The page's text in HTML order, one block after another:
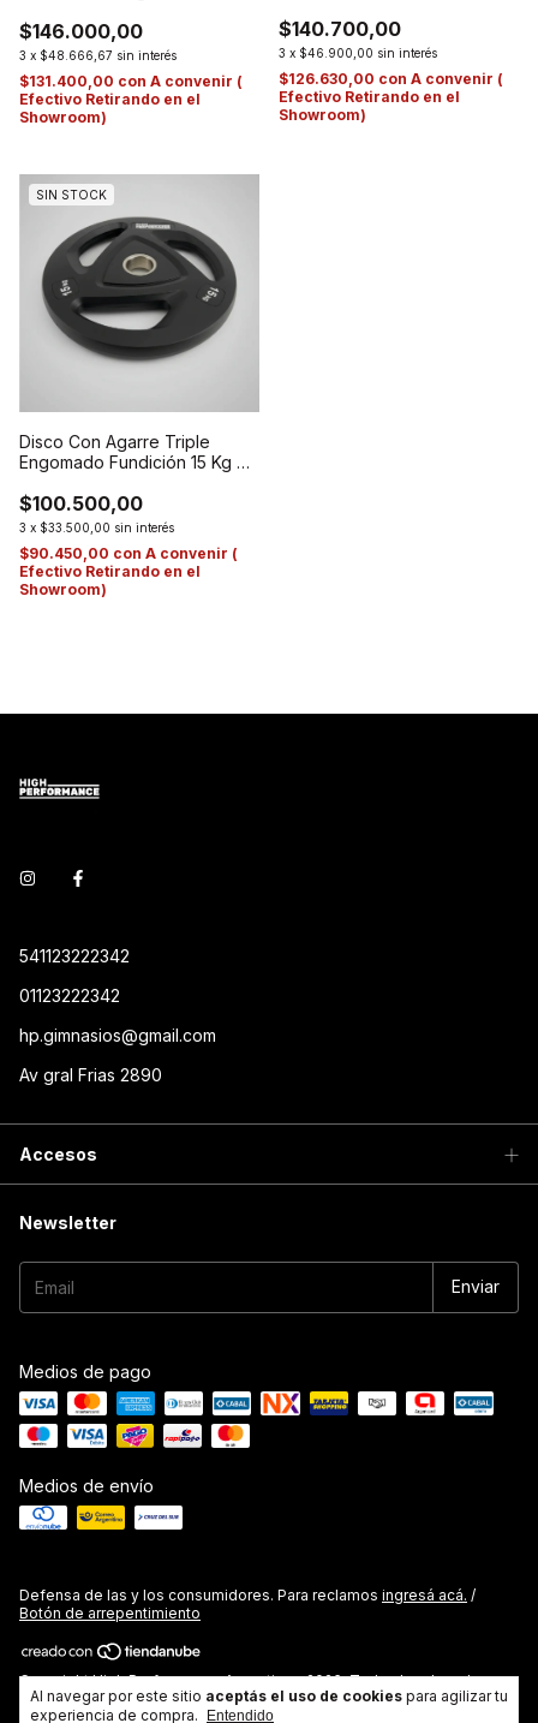
Al navegar por este sitio aceptás el uso de cookies para agilizar tu
experiencia de compra.
Entendido
$146.000,00
3 x $48.666,67 sin interés
$131.400,00 con A convenir (
Efectivo Retirando en el
Showroom)
$140.700,00
3 x $46.900,00 sin interés
$126.630,00 con A convenir (
Efectivo Retirando en el
Showroom)
SIN STOCK
Disco Con Agarre Triple
Engomado Fundición 15 Kg De
$100.500,00
3 x $33.500,00 sin interés
$90.450,00 con A convenir (
Efectivo Retirando en el
Showroom)
541123222342
01123222342
hp.gimnasios@gmail.com
Av gral Frias 2890
Accesos
Newsletter
Medios de pago
Medios de envío
Defensa de las y los consumidores. Para reclamos ingresá acá. /
Botón de arrepentimiento
Copyright High Performance Argentina - 2026. Todos los derechos
reservados.